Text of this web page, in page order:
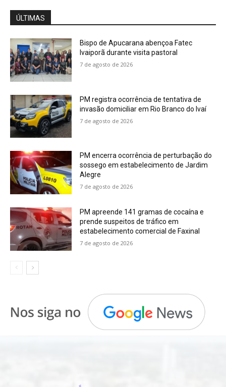
ÚLTIMAS
Bispo de Apucarana abençoa Fatec
Ivaiporã durante visita pastoral
7 de agosto de 2026
PM registra ocorrência de tentativa de
invasão domiciliar em Rio Branco do Ivaí
7 de agosto de 2026
PM encerra ocorrência de perturbação do
sossego em estabelecimento de Jardim
Alegre
7 de agosto de 2026
PM apreende 141 gramas de cocaína e
prende suspeitos de tráfico em
estabelecimento comercial de Faxinal
7 de agosto de 2026